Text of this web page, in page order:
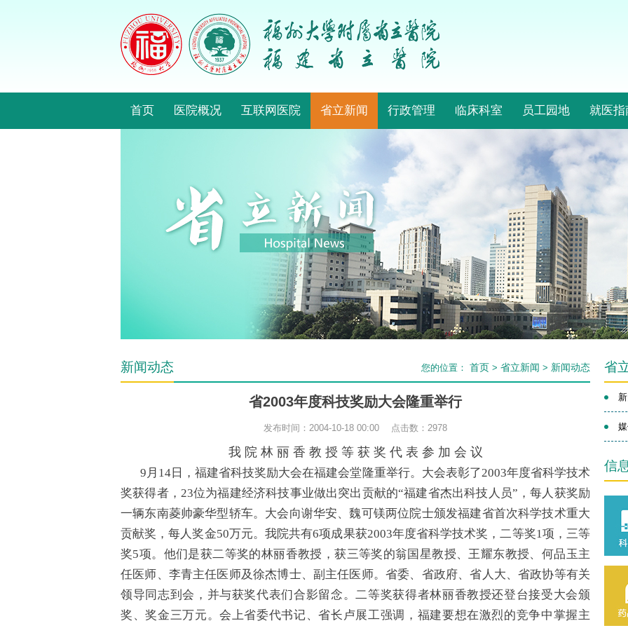
首页 医院概况 互联网医院 省立新闻 行政管理 临床科室 员工园地 就医指
新闻动态 您的位置： 首页 > 省立新闻 > 新闻动态
省2003年度科技奖励大会隆重举行
发布时间：2004-10-18 00:00 点击数： 2978
我 院 林 丽 香 教 授 等 获 奖 代 表 参 加 会 议
9月14日，福建省科技奖励大会在福建会堂隆重举行。大会表彰了2003年度省科学技术
奖获得者，23位为福建经济科技事业做出突出贡献的“福建省杰出科技人员”，每人获奖励
一辆东南菱帅豪华型轿车。大会向谢华安、魏可镁两位院士颁发福建省首次科学技术重大
贡献奖，每人奖金50万元。我院共有6项成果获2003年度省科学技术奖，二等奖1项，三等
奖5项。他们是获二等奖的林丽香教授，获三等奖的翁国星教授、王耀东教授、何品玉主
任医师、李青主任医师及徐杰博士、副主任医师。省委、省政府、省人大、省政协等有关
领导同志到会，并与获奖代表们合影留念。二等奖获得者林丽香教授还登台接受大会颁
奖、奖金三万元。会上省委代书记、省长卢展工强调，福建要想在激烈的竞争中掌握主
省
信